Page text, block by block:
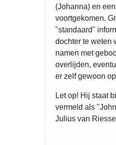
(Johanna) en
voortgekomen.
"standaard"
dochter te weten
namen met
overlijden,
er zelf gewoon
Let op! Hij staat
vermeld als
Julius van